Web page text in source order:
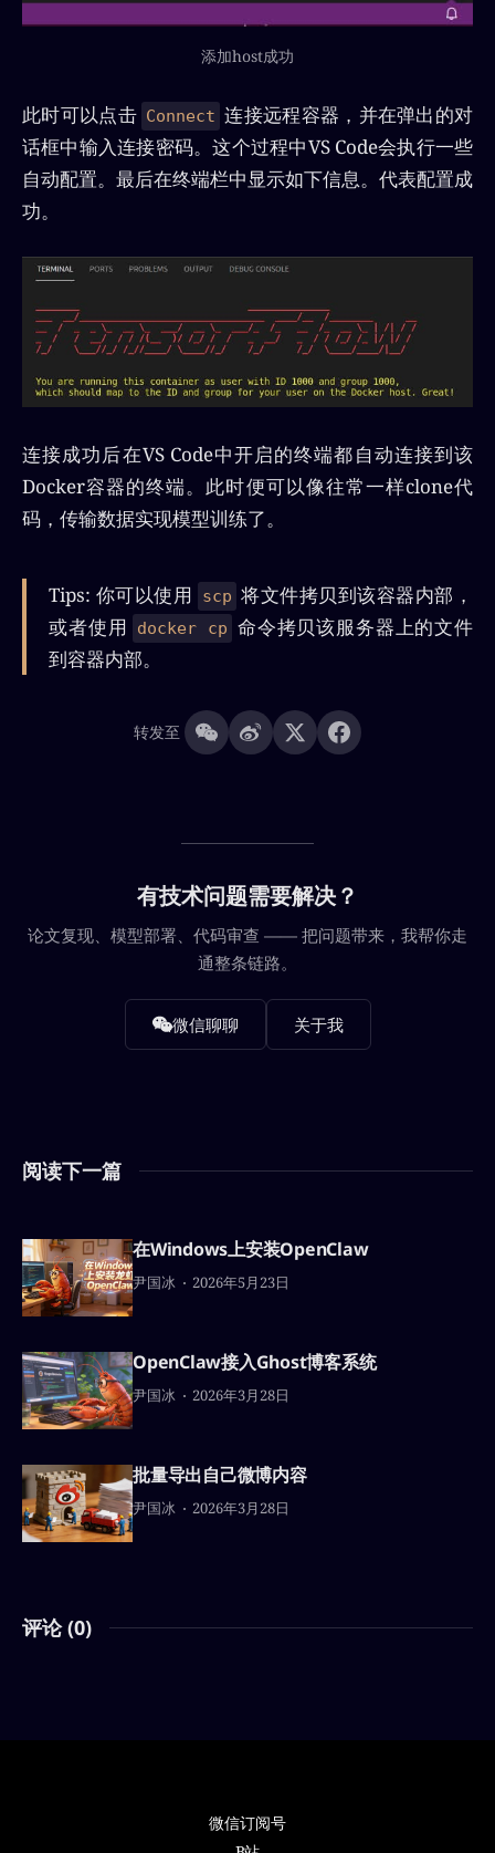
添加host成功
此时可以点击 Connect 连接远程容器，并在弹出的对
话框中输入连接密码。这个过程中VS Code会执行一些
自动配置。最后在终端栏中显示如下信息。代表配置成
功。
连接成功后在VS Code中开启的终端都自动连接到该
Docker容器的终端。此时便可以像往常一样clone代
码，传输数据实现模型训练了。
Tips: 你可以使用 scp 将文件拷贝到该容器内部，
或者使用
docker cp 命令拷贝该服务器上的文件
到容器内部。
转发至
有技术问题需要解决？
论文复现、模型部署、代码审查 —— 把问题带来，我帮你走
通整条链路。
微信聊聊 关于我
阅读下一篇
在Windows上安装OpenClaw
尹国冰 2026年5月23日
OpenClaw接入Ghost博客系统
尹国冰 2026年3月28日
批量导出自己微博内容
尹国冰 2026年3月28日
评论 (0)
微信订阅号